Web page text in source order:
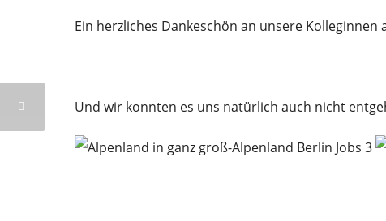
Ein herzliches Dankeschön an unsere
Und wir konnten es uns natürlich auch nicht